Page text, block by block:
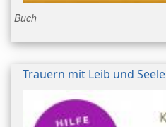
Buch
Trauern mit Leib und Seele
Bild/Umschlag